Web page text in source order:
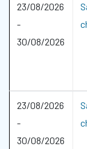
23/08/2026
-
30/08/2026
23/08/2026
-
30/08/2026